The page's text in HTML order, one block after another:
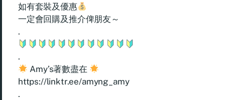
如有套裝及優惠
一定會回購及推介俾朋友～
.
.
Amy’s著數盡在
https://linktr.ee/amyng_amy
.